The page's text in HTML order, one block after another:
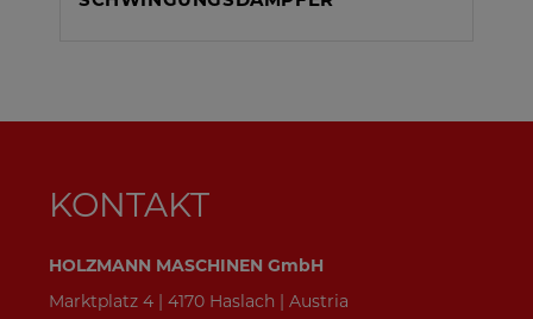
KONTAKT
HOLZMANN MASCHINEN GmbH
Marktplatz 4 | 4170 Haslach | Austria